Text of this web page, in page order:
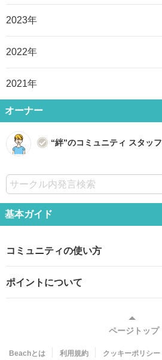
2023年
2022年
2021年
オーナー
“絆”のコミュニティ スタッフ
基本ガイド
コミュニティの使い方
ポイントについて
ページトップ
Beachとは 利用規約 クッキーポリシー